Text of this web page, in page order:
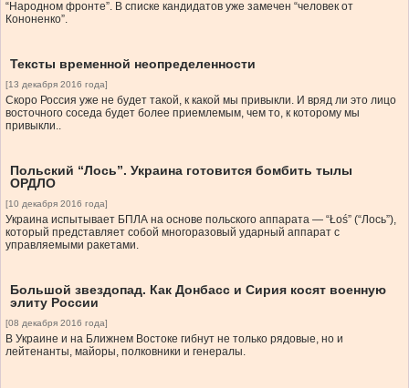
“Народном фронте”. В списке кандидатов уже замечен “человек от
Кононенко”.
Тексты временной неопределенности
[13 декабря 2016 года]
Скоро Россия уже не будет такой, к какой мы привыкли. И вряд ли это лицо
восточного соседа будет более приемлемым, чем то, к которому мы
привыкли..
Польский “Лось”. Украина готовится бомбить тылы
ОРДЛО
[10 декабря 2016 года]
Украина испытывает БПЛА на основе польского аппарата — “Łoś” (“Лось”),
который представляет собой многоразовый ударный аппарат с
управляемыми ракетами.
Большой звездопад. Как Донбасс и Сирия косят военную
элиту России
[08 декабря 2016 года]
В Украине и на Ближнем Востоке гибнут не только рядовые, но и
лейтенанты, майоры, полковники и генералы.